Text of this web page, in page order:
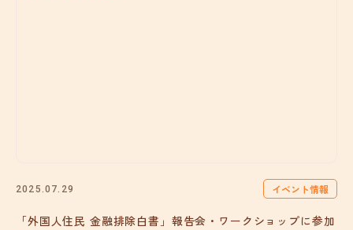
2025.07.29 イベント情報
「外国人住民 金融排除白書」報告会・ワークショップに参加